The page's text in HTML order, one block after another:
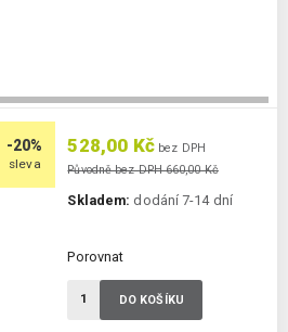
-20%
sleva
528,00 Kč bez DPH
Původně bez DPH 660,00 Kč
Skladem: dodání 7-14 dní
Porovnat
DO KOŠÍKU